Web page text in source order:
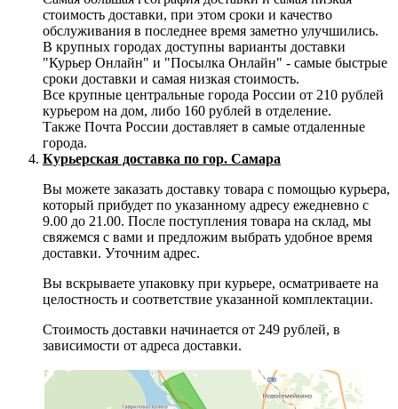
стоимость доставки, при этом сроки и качество
обслуживания в последнее время заметно улучшились.
В крупных городах доступны варианты доставки
"Курьер Онлайн" и "Посылка Онлайн" - самые быстрые
сроки доставки и самая низкая стоимость.
Все крупные центральные города России от 210 рублей
курьером на дом, либо 160 рублей в отделение.
Также Почта России доставляет в самые отдаленные
города.
Курьерская доставка по гор. Самара
Вы можете заказать доставку товара с помощью курьера,
который прибудет по указанному адресу ежедневно с
9.00 до 21.00. После поступления товара на склад, мы
свяжемся с вами и предложим выбрать удобное время
доставки. Уточним адрес.
Вы вскрываете упаковку при курьере, осматриваете на
целостность и соответствие указанной комплектации.
Стоимость доставки начинается от 249 рублей, в
зависимости от адреса доставки.